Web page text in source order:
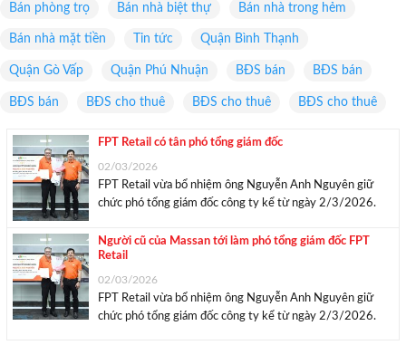
Bán phòng trọ Bán nhà biệt thự Bán nhà trong hẻm
Bán nhà mặt tiền Tin tức Quận Bình Thạnh
Quận Gò Vấp Quận Phú Nhuận BĐS bán BĐS bán
BĐS bán BĐS cho thuê BĐS cho thuê BĐS cho thuê
FPT Retail có tân phó tổng giám đốc
02/03/2026
FPT Retail vừa bổ nhiệm ông Nguyễn Anh Nguyên giữ
chức phó tổng giám đốc công ty kể từ ngày 2/3/2026.
nhiệm từ ông Nguyễn Văn Khoa, Tổng Giám đốc Tập đoàn
FPT. Ảnh: ...
Người cũ của Massan tới làm phó tổng giám đốc FPT
Retail
02/03/2026
FPT Retail vừa bổ nhiệm ông Nguyễn Anh Nguyên giữ
chức phó tổng giám đốc công ty kể từ ngày 2/3/2026.